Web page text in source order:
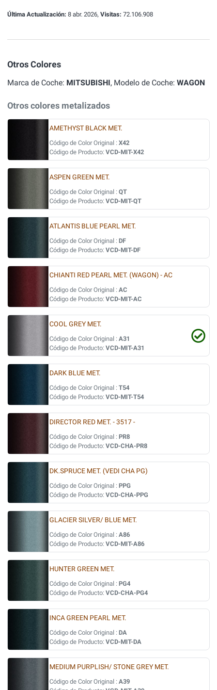
Última Actualización: 8 abr. 2026, Visitas: 72.106.908
Otros Colores
Marca de Coche: MITSUBISHI, Modelo de Coche: WAGON
Otros colores metalizados
AMETHYST BLACK MET.
Código de Color Original : X42
Código de Producto: VCD-MIT-X42
ASPEN GREEN MET.
Código de Color Original : QT
Código de Producto: VCD-MIT-QT
ATLANTIS BLUE PEARL MET.
Código de Color Original : DF
Código de Producto: VCD-MIT-DF
CHIANTI RED PEARL MET. (WAGON) - AC
Código de Color Original : AC
Código de Producto: VCD-MIT-AC
COOL GREY MET.
Código de Color Original : A31
Código de Producto: VCD-MIT-A31
DARK BLUE MET.
Código de Color Original : T54
Código de Producto: VCD-MIT-T54
DIRECTOR RED MET. - 3517 -
Código de Color Original : PR8
Código de Producto: VCD-CHA-PR8
DK.SPRUCE MET. (VEDI CHA PG)
Código de Color Original : PPG
Código de Producto: VCD-CHA-PPG
GLACIER SILVER/ BLUE MET.
Código de Color Original : A86
Código de Producto: VCD-MIT-A86
HUNTER GREEN MET.
Código de Color Original : PG4
Código de Producto: VCD-CHA-PG4
INCA GREEN PEARL MET.
Código de Color Original : DA
Código de Producto: VCD-MIT-DA
MEDIUM PURPLISH/ STONE GREY MET.
Código de Color Original : A39